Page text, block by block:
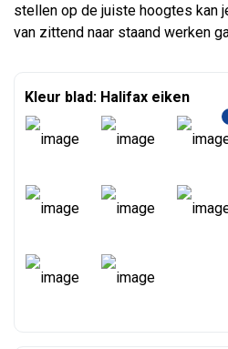
stellen op de juiste hoogtes kan
van zittend naar staand werken
Kleur blad: Halifax eiken